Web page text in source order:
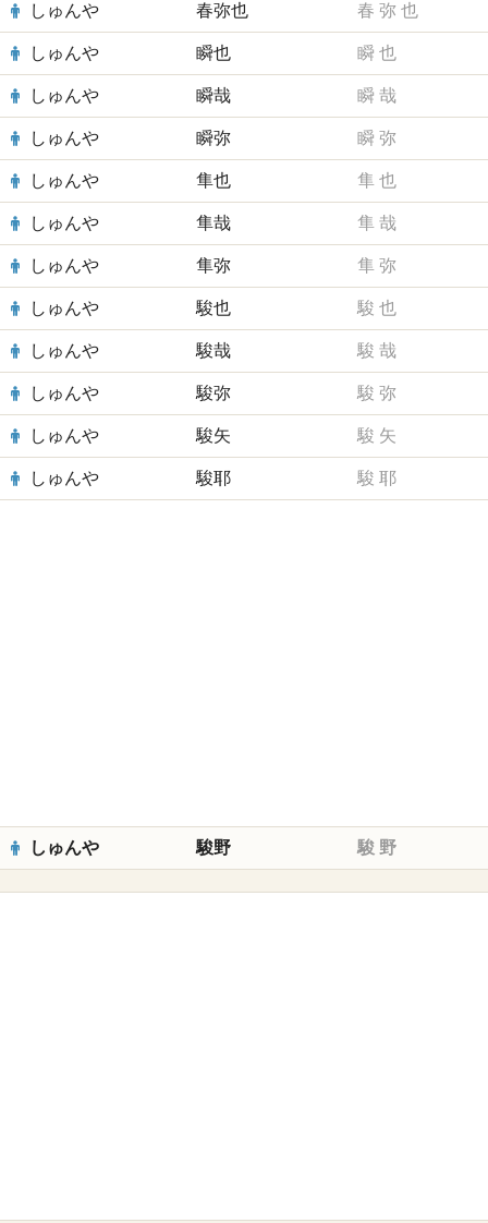
しゅんや 春弥也 春 弥 也
しゅんや 瞬也 瞬 也
しゅんや 瞬哉 瞬 哉
しゅんや 瞬弥 瞬 弥
しゅんや 隼也 隼 也
しゅんや 隼哉 隼 哉
しゅんや 隼弥 隼 弥
しゅんや 駿也 駿 也
しゅんや 駿哉 駿 哉
しゅんや 駿弥 駿 弥
しゅんや 駿矢 駿 矢
しゅんや 駿耶 駿 耶
しゅんや 駿野 駿 野